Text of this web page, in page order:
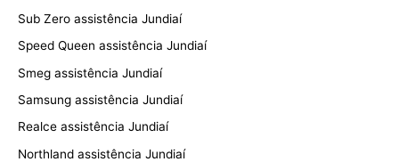
Sub Zero assistência Jundiaí
Speed Queen assistência Jundiaí
Smeg assistência Jundiaí
Samsung assistência Jundiaí
Realce assistência Jundiaí
Northland assistência Jundiaí